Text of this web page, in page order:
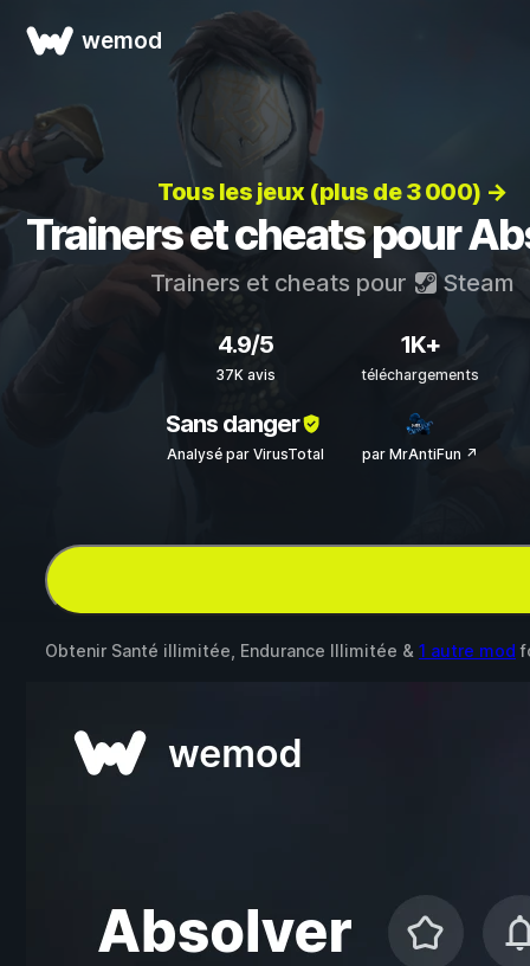
wemod
Tous les jeux (plus de 3 000) →
Trainers et cheats pour
Trainers et cheats pour Steam
4.9/5
37K avis
1K+
téléchargements
Sans danger
Analysé par VirusTotal par MrAntiFun ↗
Obtenir Santé illimitée, Endurance Illimitée & 1 autre mod